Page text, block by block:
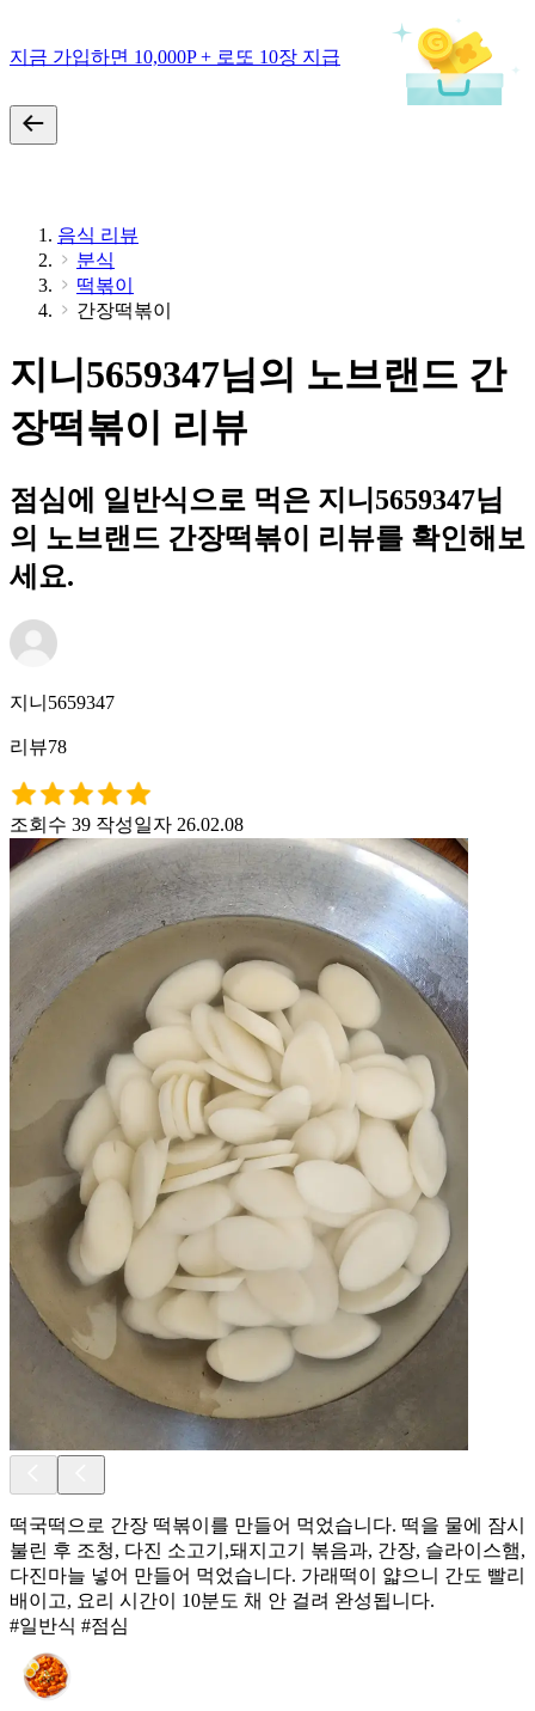
지금 가입하면 10,000P + 로또 10장 지급
음식 리뷰
분식
떡볶이
간장떡볶이
지니5659347님의 노브랜드 간
장떡볶이 리뷰
점심에 일반식으로 먹은 지니5659347님
의 노브랜드 간장떡볶이 리뷰를 확인해보
세요.
지니5659347
리뷰78
조회수 39 작성일자 26.02.08
떡국떡으로 간장 떡볶이를 만들어 먹었습니다. 떡을 물에 잠시
불린 후 조청, 다진 소고기,돼지고기 볶음과, 간장, 슬라이스햄,
다진마늘 넣어 만들어 먹었습니다. 가래떡이 얇으니 간도 빨리
배이고, 요리 시간이 10분도 채 안 걸려 완성됩니다.
#일반식 #점심